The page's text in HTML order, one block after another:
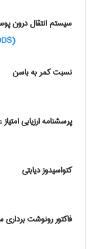
سیستم انتقال درون
(Trans dermal delivery system (TDDS
نسبت کمر به باسن
پرسشنامه ارزیابی
کتواسیدوز دیابتی
فاکتور رونوشت برداری